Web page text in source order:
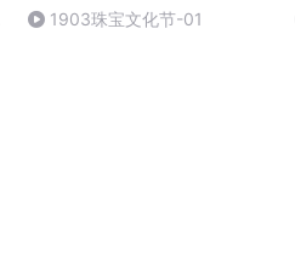
1903珠宝文化节-01